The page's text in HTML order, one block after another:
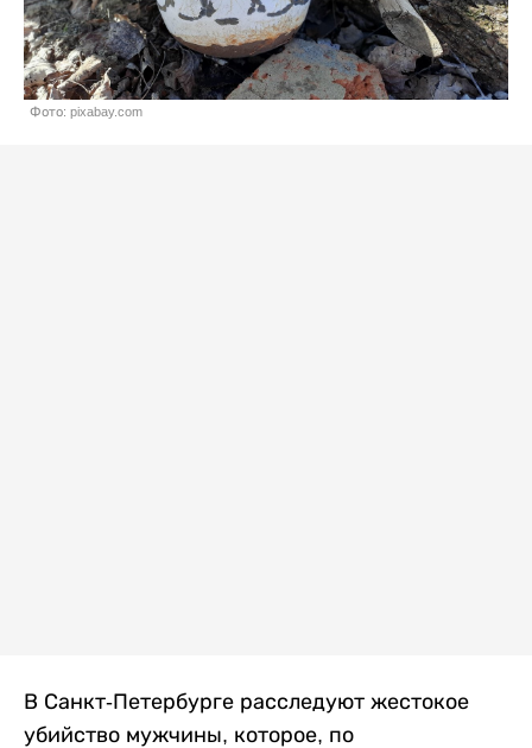
Фото: pixabay.com
В Санкт-Петербурге расследуют жестокое
убийство мужчины, которое, по